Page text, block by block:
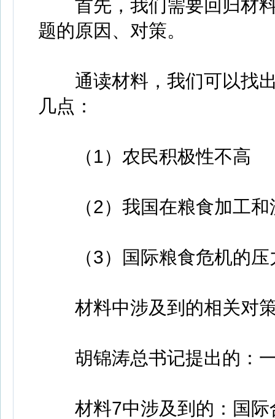
首先，我们需要回归材料
题的原因、对策。
通读材料，我们可以找出
几点：
（1）农民积极性不高
（2）我国在粮食加工和
（3）国际粮食危机的压
材料中涉及到的相关对
胡锦涛总书记提出的：一
材料7中涉及到的：国际